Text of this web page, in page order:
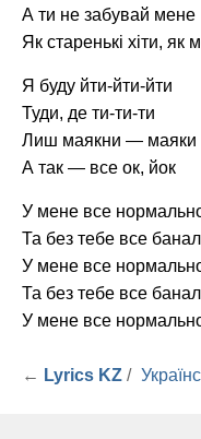
А ти не забувай мене
Як старенькі хіти, як
Я буду йти-йти-йти
Туди, де ти-ти-ти
Лиш маякни — маяки
А так — все ок, йок
У мене все
Та без тебе все
У мене все
Та без тебе все
У мене все
← Lyrics KZ /